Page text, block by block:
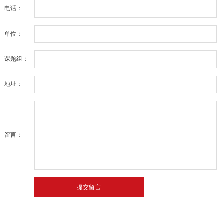
电话：
单位：
课题组：
地址：
留言：